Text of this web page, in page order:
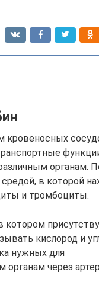
кровеносных
органам.
в которой
и тромбоциты.
кислород и
нужных для
органам через